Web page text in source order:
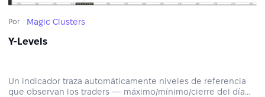
Por Magic Clusters
Y-Levels
Un indicador traza automáticamente niveles de referencia
que observan los traders — máximo/mínimo/cierre del día